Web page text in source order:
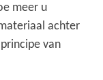
meer u
achter
van